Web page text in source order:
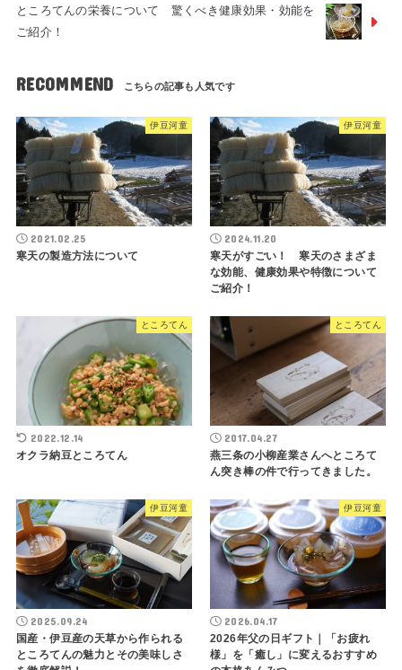
ところてんの栄養について 驚くべき健康効果・効能を
ご紹介！
RECOMMEND
伊豆河童
2021.02.25
寒天の製造方法について
伊豆河童
2024.11.20
寒天がすごい！ 寒天のさまざま
な効能、健康効果や特徴について
ご紹介！
ところてん
2022.12.14
オクラ納豆ところてん
ところてん
2017.04.27
燕三条の小柳産業さんへところて
ん突き棒の件で行ってきました。
伊豆河童
2025.09.24
国産・伊豆産の天草から作られる
ところてんの魅力とその美味しさ
伊豆河童
2026.04.17
2026年父の日ギフト｜「お疲れ
様」を「癒し」に変えるおすすめ